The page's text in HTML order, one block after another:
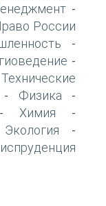
-
России
-
-
Технические
- Физика -
Химия -
Экология -